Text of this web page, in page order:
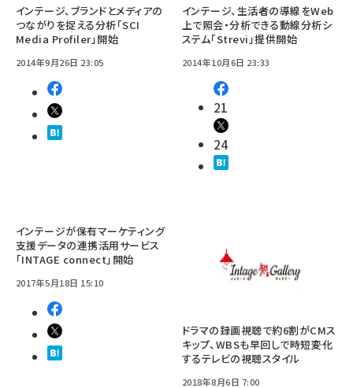
インテージ、ブランドとメディアの
つながりを捉える分析「SCI
Media Profiler」開始
2014年9月26日 23:05
インテージ、生活者の導線をWeb
上で照会・分析できる動線分析シ
ステム「Strevi」提供開始
2014年10月6日 23:33
21
24
インテージが保有マーケティング
支援データの連携活用サービス
「INTAGE connect」開始
2017年5月18日 15:10
ドラマの録画視聴で約6割がCMス
キップ、WBSも早回しで時短――変化
するテレビの視聴スタイル
2018年8月6日 7:00